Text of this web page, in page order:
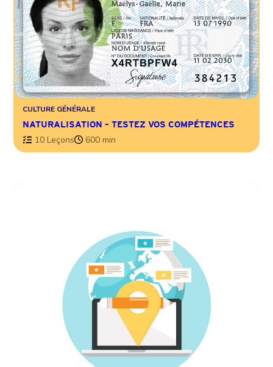
CULTURE GÉNÉRALE
NATURALISATION – TESTEZ VOS COMPÉTENCES
10 Leçons 600 min